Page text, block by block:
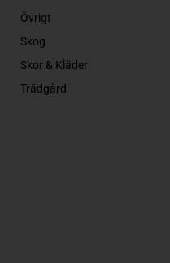
Övrigt
Skog
Skor & Kläder
Trädgård